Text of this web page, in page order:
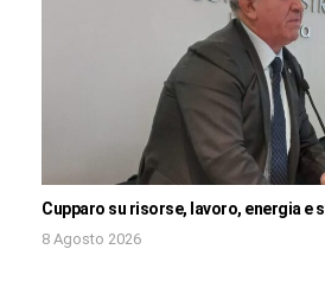
Cupparo su risorse, lavoro, energia e
8 Agosto 2026